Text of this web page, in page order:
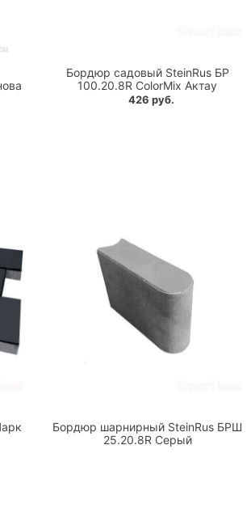
Бордюр садовый SteinRus БР
100.20.8R ColorMix Актау
426 руб.
Бордюр шарнирный SteinRus БРШ
25.20.8R Серый